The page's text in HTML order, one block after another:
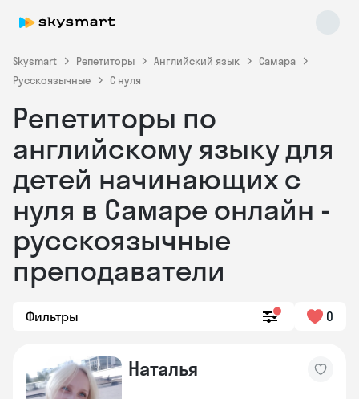
Skysmart Репетиторы Английский язык
Самара
Русскоязычные
С нуля
Репетиторы по
английскому языку для
детей начинающих с
нуля в Самаре онлайн -
русскоязычные
преподаватели
Фильтры 0
Наталья
Skysmart Chat